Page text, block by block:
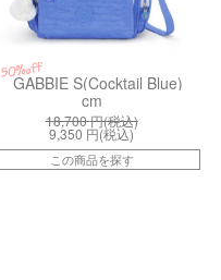
50%off
GABBIE S(Cocktail Blue)
cm
18,700円(税込)
9,350 円(税込)
この商品を探す